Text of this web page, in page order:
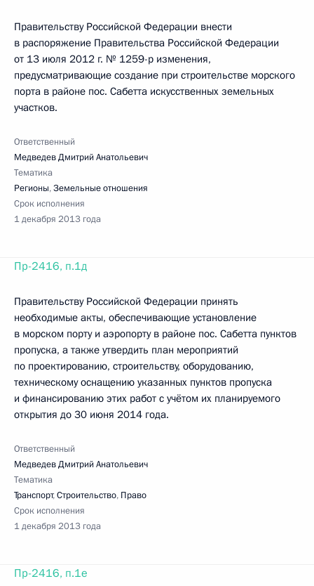
Правительству Российской Федерации внести
в распоряжение Правительства Российской Федерации
от 13 июля 2012 г. № 1259-р изменения,
предусматривающие создание при строительстве морского
порта в районе пос. Сабетта искусственных земельных
участков.
Ответственный
Медведев Дмитрий Анатольевич
Тематика
Регионы,Земельные отношения
Срок исполнения
1 декабря 2013 года
Пр-2416, п.1д
Правительству Российской Федерации принять
необходимые акты, обеспечивающие установление
в морском порту и аэропорту в районе пос. Сабетта пунктов
пропуска, а также утвердить план мероприятий
по проектированию, строительству, оборудованию,
техническому оснащению указанных пунктов пропуска
и финансированию этих работ с учётом их планируемого
открытия до 30 июня 2014 года.
Ответственный
Медведев Дмитрий Анатольевич
Тематика
Транспорт,Строительство, Право
Срок исполнения
1 декабря 2013 года
Пр-2416, п.1е